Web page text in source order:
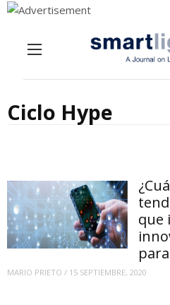
Ciclo Hype
que
MARIO PRIETO / 15 SEPTIEMBRE, 2020